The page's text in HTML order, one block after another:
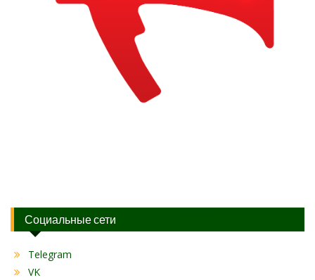
Социальные сети
Telegram
VK